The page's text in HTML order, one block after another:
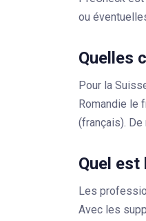
ou
Quelles
Pour la
Romandie le
(français).
Quel est
Les
Avec les